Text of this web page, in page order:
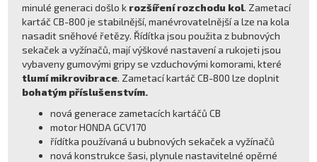
minulé generaci došlo k rozšíření rozchodu kol. Zametací
kartáč CB-800 je stabilnější, manévrovatelnější a lze na kola
nasadit sněhové řetězy. Řídítka jsou použita z bubnových
sekaček a vyžínačů, mají výškové nastavení a rukojeti jsou
vybaveny gumovými gripy se vzduchovými komorami, které
tlumí mikrovibrace. Zametací kartáč CB-800 lze doplnit
bohatým příslušenstvím.
nová generace zametacích kartáčů CB
motor HONDA GCV170
řídítka používaná u bubnových sekaček a vyžínačů
nová konstrukce šasi, plynule nastavitelné opěrné